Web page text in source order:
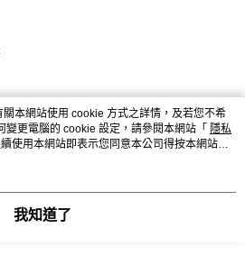
本網站使用 cookie 方式之詳情，及若您不希
變更電腦的 cookie 設定，請參閱本網站「 隱私
使用本網站即表示您同意本公司得按本網站使
。
我知道了